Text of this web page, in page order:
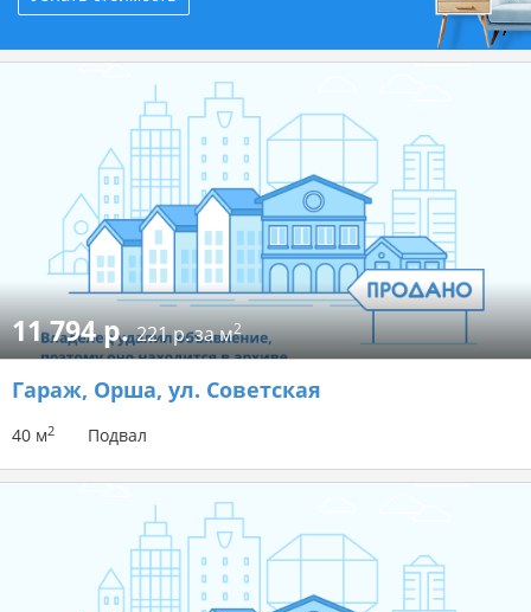
11 794 р.221 р. за м2
Гараж, Орша, ул. Советская
40 м2 Подвал